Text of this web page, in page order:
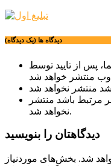
دیدگاه ها (یک دیدگاه)
پس از تایید توسط
مرتبط باشد منتشر
نخواهد شد.
دیدگاهتان را بنویسید
شد. بخش‌های موردنیاز